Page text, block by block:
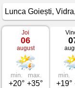
Vremea
Lunca
Goiești
Vidra,
Județul
Alba
Joi
06
august
min.
+20°
max.
+35°
min.
+19°